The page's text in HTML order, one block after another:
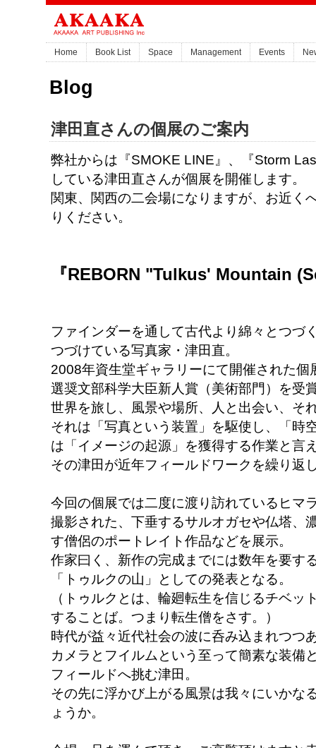
Home Book List Space Management Events
Blog
津田直さんの個展のご案内
弊社からは『SMOKE LINE』、『Storm
している津田直さんが個展を開催します。
関東、関西の二会場になりますが、お近く
りください。
『REBORN "Tulkus' Mountain
ファインダーを通して古代より綿々とつづ
つづけている写真家・津田直。
2008年資生堂ギャラリーにて開催された
選奨文部科学大臣新人賞（美術部門）を受
世界を旅し、風景や場所、人と出会い、そ
それは「写真という装置」を駆使し、「時
は「イメージの起源」を獲得する作業と言
その津田が近年フィールドワークを繰り返
今回の個展では二度に渡り訪れているヒマ
撮影された、下垂するサルオガセや仏塔、
す僧侶のポートレイト作品などを展示。
作家曰く、新作の完成までには数年を要す
「トゥルクの山」としての発表となる。
（トゥルクとは、輪廻転生を信じるチベッ
することば。つまり転生僧をさす。）
時代が益々近代社会の波に呑み込まれつつ
カメラとフイルムという至って簡素な装備
フィールドへ挑む津田。
その先に浮かび上がる風景は我々にいかな
ょうか。